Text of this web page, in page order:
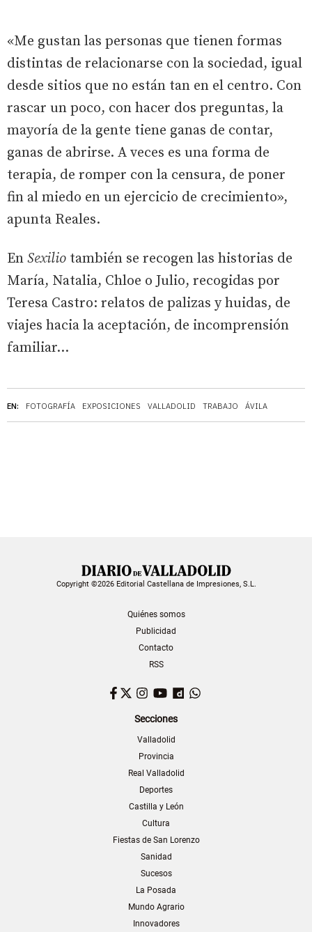
EN: FOTOGRAFÍA EXPOSICIONES VALLADOLID TRABAJO ÁVILA
«Me gustan las personas que tienen formas
distintas de relacionarse con la sociedad, igual
desde sitios que no están tan en el centro. Con
rascar un poco, con hacer dos preguntas, la
mayoría de la gente tiene ganas de contar,
ganas de abrirse. A veces es una forma de
terapia, de romper con la censura, de poner
fin al miedo en un ejercicio de crecimiento»,
apunta Reales.
En Sexilio también se recogen las historias de
María, Natalia, Chloe o Julio, recogidas por
Teresa Castro: relatos de palizas y huidas, de
viajes hacia la aceptación, de incomprensión
familiar...
Copyright ©2026 Editorial Castellana de Impresiones, S.L.
Quiénes somos
Publicidad
Contacto
RSS
Facebook
TwitterInstagram
YouTubeDailymotion
Secciones
Valladolid
Provincia
Real Valladolid
Deportes
Castilla y León
Cultura
Fiestas de San Lorenzo
Sanidad
Sucesos
La Posada
Mundo Agrario
Innovadores